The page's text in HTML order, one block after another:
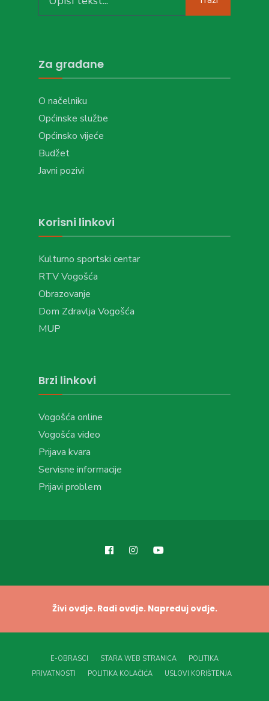
for:
Za građane
O načelniku
Općinske službe
Općinsko vijeće
Budžet
Javni pozivi
Korisni linkovi
Kulturno sportski centar
RTV Vogošća
Obrazovanje
Dom Zdravlja Vogošća
MUP
Brzi linkovi
Vogošća online
Vogošća video
Prijava kvara
Servisne informacije
Prijavi problem
Živi ovdje. Radi ovdje. Napreduj ovdje.
E-OBRASCI STARA WEB STRANICA
POLITIKA
PRIVATNOSTI
POLITIKA KOLAČIĆA USLOVI KORIŠTENJA